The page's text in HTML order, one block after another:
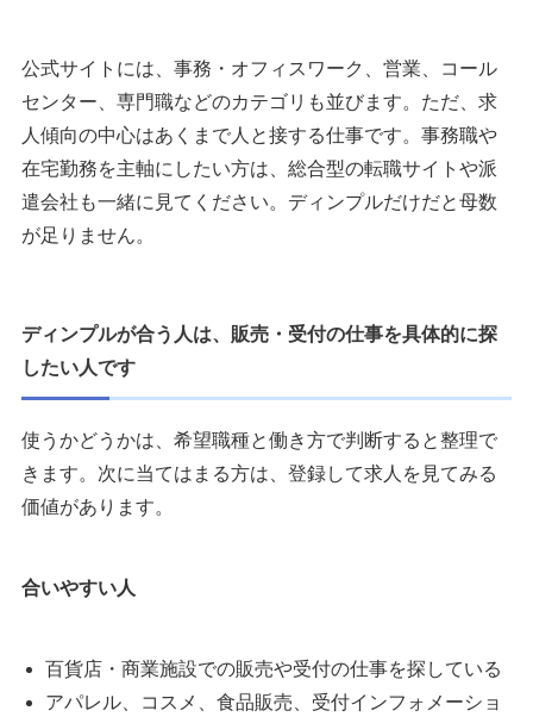
公式サイトには、事務・オフィスワーク、営業、コール
センター、専門職などのカテゴリも並びます。ただ、求
人傾向の中心はあくまで人と接する仕事です。事務職や
在宅勤務を主軸にしたい方は、総合型の転職サイトや派
遣会社も一緒に見てください。ディンプルだけだと母数
が足りません。
ディンプルが合う人は、販売・受付の仕事を具体的に探
したい人です
使うかどうかは、希望職種と働き方で判断すると整理で
きます。次に当てはまる方は、登録して求人を見てみる
価値があります。
合いやすい人
百貨店・商業施設での販売や受付の仕事を探している
アパレル、コスメ、食品販売、受付インフォメーショ